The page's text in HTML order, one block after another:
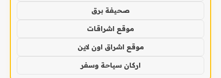
صحيفة برق
موقع اشراقات
موقع اشراق اون لاين
اركان سياحة وسفر